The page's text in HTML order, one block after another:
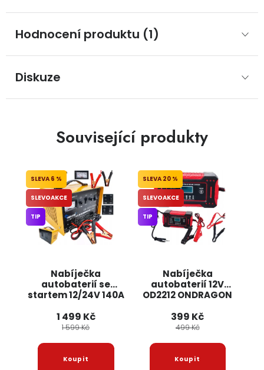
Hodnocení produktu (1)
Diskuze
Související produkty
Nabíječka
autobaterií se
startem 12/24V 140A
6 %
SLEVOAKCE
TIP
1 499 Kč
1 599 Kč
Nabíječka
autobaterií 12V
OD2212 ONDRAGON
20 %
SLEVOAKCE
TIP
399 Kč
499 Kč